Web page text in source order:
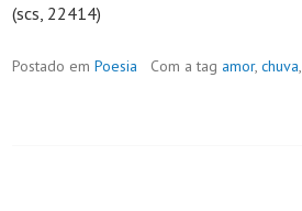
(scs, 22414)
Postado em Poesia Com a tag amor, chuva,